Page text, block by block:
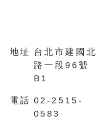
地址 台北市建國北
路一段96號
B1
電話 02-2515-
0583